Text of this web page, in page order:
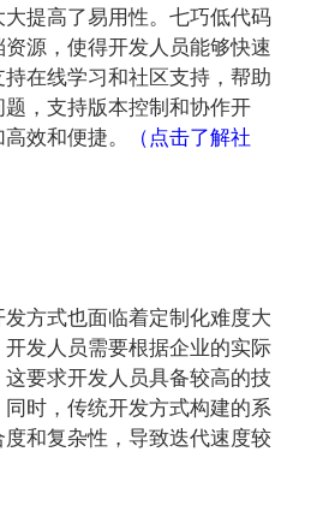
提高了易用性。七巧低代码
源，使得开发人员能够快速
在线学习和社区支持，帮助
，支持版本控制和协作开
效和便捷。
（点击了解社
方式也面临着定制化难度大
发人员需要根据企业的实际
要求开发人员具备较高的技
时，传统开发方式构建的系
和复杂性，导致迭代速度较